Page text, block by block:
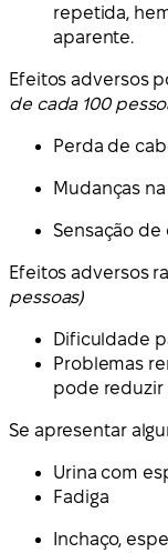
repetida,
aparente.
Efeitos adversos
de cada 100
Perda de
Mudanças
Sensação
Efeitos adversos
pessoas)
Dificuldade
Problemas
pode reduzir
Se apresentar
Urina com
Fadiga
Inchaço,